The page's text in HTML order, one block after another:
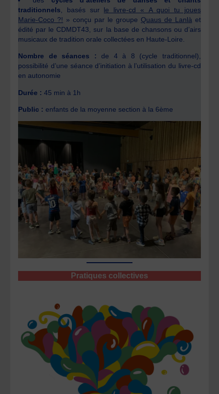
traditionnels , basés sur le livre-cd « A quoi tu joues
Marie-Coco ?! » conçu par le groupe Quaus de Lanlà et
édité par le CDMDT43, sur la base de chansons ou d’airs
musicaux de tradition orale collectées en Haute-Loire.
Nombre de séances :
de 4 à 8 (cycle traditionnel),
possibilité d’une séance d’initiation à l’utilisation du livre-cd
en autonomie
Durée : 45 min à 1h
Public : enfants de la moyenne section à la 6ème
Pratiques collectives